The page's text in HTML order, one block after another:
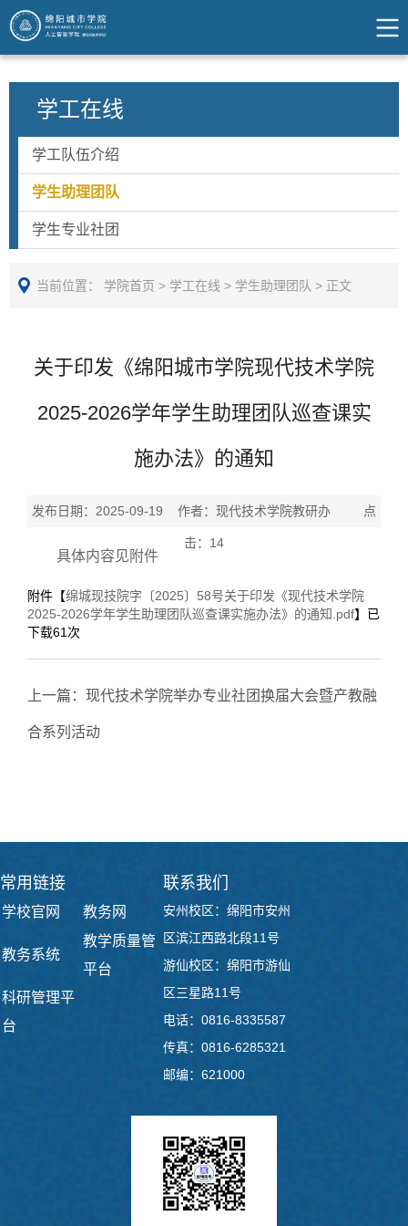
学工在线
学工队伍介绍
学生助理团队
学生专业社团
当前位置： 学院首页 > 学工在线 > 学生助理团队 > 正文
关于印发《绵阳城市学院现代技术学院
2025-2026学年学生助理团队巡查课实
施办法》的通知
发布日期：2025-09-19 作者：现代技术学院教研办 点
击： 14
具体内容见附件
附件【绵城现技院字〔2025〕58号关于印发《现代技术学院
2025-2026学年学生助理团队巡查课实施办法》的通知.pdf】已
下载61 次
上一篇： 现代技术学院举办专业社团换届大会暨产教融
合系列活动
常用链接
学校官网 教务网
教务系统
教学质量管
平台
科研管理平
台
联系我们
安州校区：绵阳市安州
区滨江西路北段11号
游仙校区：绵阳市游仙
区三星路11号
电话：0816-8335587
传真：0816-6285321
邮编：621000